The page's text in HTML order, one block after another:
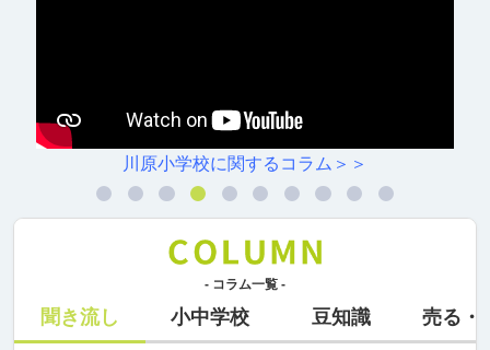
川原小学校に関するコラム＞＞
- コラム一覧 -
聞き流し 小中学校 豆知識 売る・